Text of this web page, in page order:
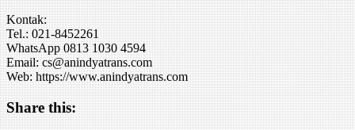
Kontak:
Tel.: 021-8452261
WhatsApp 0813 1030 4594
Email: cs@anindyatrans.com
Web: https://www.anindyatrans.com
Share this: